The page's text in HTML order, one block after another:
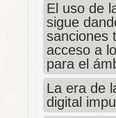
El uso de
sigue
sanciones
acceso a
para el
La era de
digital